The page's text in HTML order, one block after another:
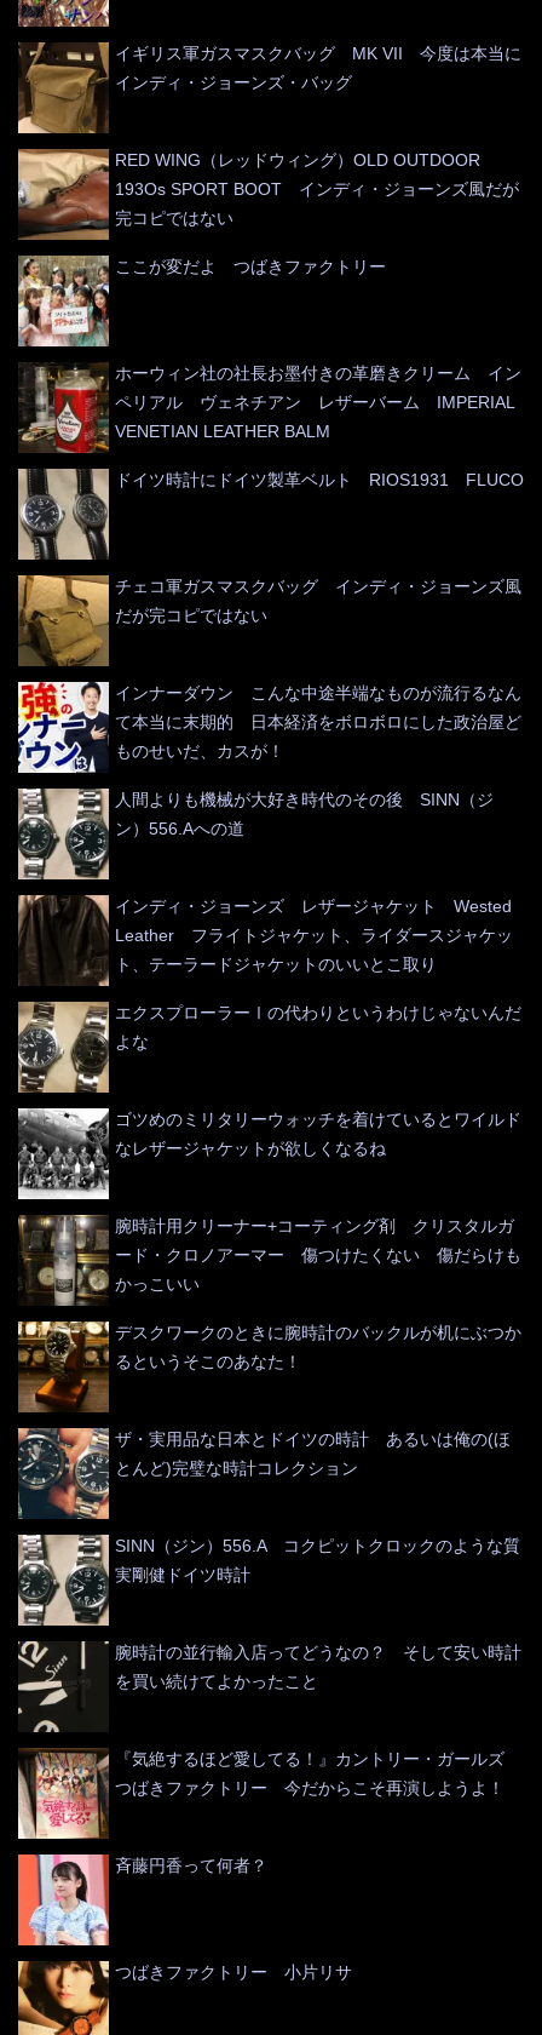
イギリス軍ガスマスクバッグ MK VII 今度は本当に
インディ・ジョーンズ・バッグ
RED WING（レッドウィング）OLD OUTDOOR
193Os SPORT BOOT インディ・ジョーンズ風だが
完コピではない
ここが変だよ つばきファクトリー
ホーウィン社の社長お墨付きの革磨きクリーム イン
ペリアル ヴェネチアン レザーバーム IMPERIAL
VENETIAN LEATHER BALM
ドイツ時計にドイツ製革ベルト RIOS1931 FLUCO
チェコ軍ガスマスクバッグ インディ・ジョーンズ風
だが完コピではない
インナーダウン こんな中途半端なものが流行るなん
て本当に末期的 日本経済をボロボロにした政治屋ど
ものせいだ、カスが！
人間よりも機械が大好き時代のその後 SINN（ジ
ン）556.Aへの道
インディ・ジョーンズ レザージャケット Wested
Leather フライトジャケット、ライダースジャケッ
ト、テーラードジャケットのいいとこ取り
エクスプローラーⅠの代わりというわけじゃないんだ
よな
ゴツめのミリタリーウォッチを着けているとワイルド
なレザージャケットが欲しくなるね
腕時計用クリーナー+コーティング剤 クリスタルガ
ード・クロノアーマー 傷つけたくない 傷だらけも
かっこいい
デスクワークのときに腕時計のバックルが机にぶつか
るというそこのあなた！
ザ・実用品な日本とドイツの時計 あるいは俺の(ほ
とんど)完璧な時計コレクション
SINN（ジン）556.A コクピットクロックのような質
実剛健ドイツ時計
腕時計の並行輸入店ってどうなの？ そして安い時計
を買い続けてよかったこと
『気絶するほど愛してる！』カントリー・ガールズ
つばきファクトリー 今だからこそ再演しようよ！
斉藤円香って何者？
つばきファクトリー 小片リサ